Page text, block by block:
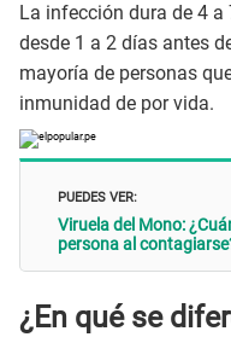
La infección dura de 4
desde 1 a 2 días antes
mayoría de personas
inmunidad de por vida.
PUEDES VER:
Viruela del Mono:
persona al
¿En qué se